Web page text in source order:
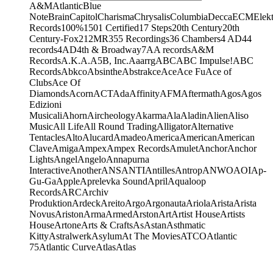
A&MAtlanticBlue
NoteBrainCapitolCharismaChrysalisColumbiaDeccaECM
Records100%1501 Certified17 Steps20th Century20th
Century-Fox21 2MR355 Recordings36 Chambers4 AD44
records4AD4th & Broadway7AA recordsA&M
RecordsA.K.A.A5B, Inc.AaarrgABCABC Impulse!ABC
RecordsAbkcoAbsintheAbstrakceAceAce FuAce of
ClubsAce Of
DiamondsAcornACTAdaAffinityAFMAftermathAgosAgos
Edizioni
MusicaliAhornAircheologyAkarmaAlaAladinAlienAliso
MusicAll LifeAll Round TradingAlligatorAlternative
TentaclesAltoAlucardAmadeoAmericaAmericanAmerican
ClaveAmigaAmpexAmpex RecordsAmuletAnchorAnchor
LightsAngelAngeloAnnapurna
InteractiveAnotherANSANTIAntillesAntropANWOAOIAp-
Gu-GaAppleAprelevka SoundAprilAqualoop
RecordsARCArchiv
ProduktionArdeckAreitoArgoArgonautaAriolaAristaArista
NovusAristonArmaArmedArstonArtArtist HouseArtists
HouseArtoneArts & CraftsAsAstanAsthmatic
KittyAstralwerkAsylumAt The MoviesATCOAtlantic
75Atlantic CurveAtlasAtlas